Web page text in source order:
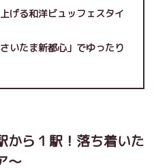
げる和洋ビュッフェスタイ
いたま新都心」でゆったり
から１駅！落ち着いた
～